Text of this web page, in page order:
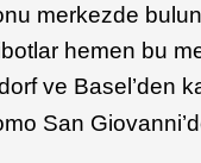
merkezde
hemen bu
ve Basel’den
San